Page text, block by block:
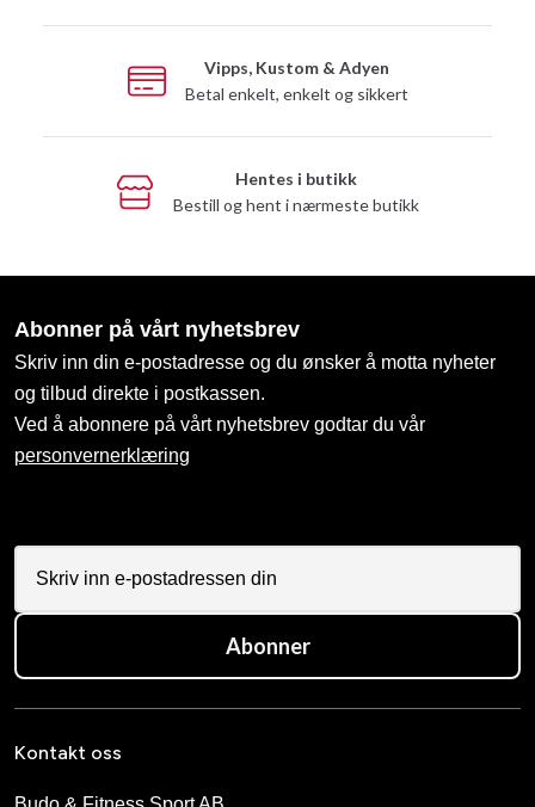
Vipps, Kustom & Adyen
Betal enkelt, enkelt og sikkert
Hentes i butikk
Bestill og hent i nærmeste butikk
Abonner på vårt nyhetsbrev
Skriv inn din e-postadresse og du ønsker å motta nyheter
og tilbud direkte i postkassen.
Ved å abonnere på vårt nyhetsbrev godtar du vår
personvernerklæring
Abonner
Kontakt oss